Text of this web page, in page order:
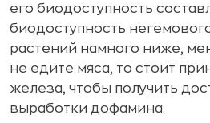
его биодоступность
биодоступность
растений намного ниже,
не едите мяса, то стоит
железа, чтобы получить
выработки дофамина.